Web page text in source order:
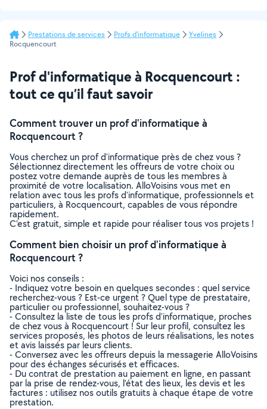
Prestations de services Profs d'informatique
Yvelines
Rocquencourt
Prof d'informatique à Rocquencourt :
tout ce qu’il faut savoir
Comment trouver un prof d'informatique à
Rocquencourt ?
Vous cherchez un prof d'informatique près de chez vous ?
Sélectionnez directement les offreurs de votre choix ou
postez votre demande auprès de tous les membres à
proximité de votre localisation. AlloVoisins vous met en
relation avec tous les profs d'informatique, professionnels et
particuliers, à Rocquencourt, capables de vous répondre
rapidement.
C’est gratuit, simple et rapide pour réaliser tous vos projets !
Comment bien choisir un prof d'informatique à
Rocquencourt ?
Voici nos conseils :
- Indiquez votre besoin en quelques secondes : quel service
recherchez-vous ? Est-ce urgent ? Quel type de prestataire,
particulier ou professionnel, souhaitez-vous ?
- Consultez la liste de tous les profs d'informatique, proches
de chez vous à Rocquencourt ! Sur leur profil, consultez les
services proposés, les photos de leurs réalisations, les notes
et avis laissés par leurs clients.
- Conversez avec les offreurs depuis la messagerie AlloVoisins
pour des échanges sécurisés et efficaces.
- Du contrat de prestation au paiement en ligne, en passant
par la prise de rendez-vous, l’état des lieux, les devis et les
factures : utilisez nos outils gratuits à chaque étape de votre
prestation.